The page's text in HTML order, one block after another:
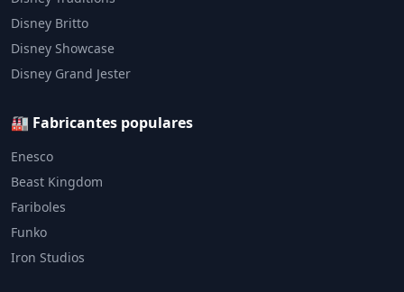
Disney Britto
Disney Showcase
Disney Grand Jester
🏭 Fabricantes populares
Enesco
Beast Kingdom
Fariboles
Funko
Iron Studios